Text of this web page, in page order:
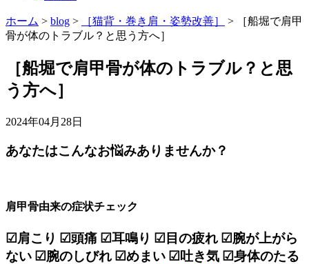
ホーム > blog > ［猫背・巻き肩・姿勢改善］ >
［船堀で肩甲
骨が体のトラブル？と思う方へ］
［船堀で肩甲骨が体のトラブル？と思
う方へ］
2024年04月28日
あなたはこんなお悩みありませんか？
肩甲骨由来の症状チェック
☑︎肩こり ☑︎頭痛 ☑︎耳鳴り ☑︎目の疲れ ☑︎腕が上がら
ない ☑︎腕のしびれ ☑︎めまい ☑︎吐き気 ☑︎身体のたる